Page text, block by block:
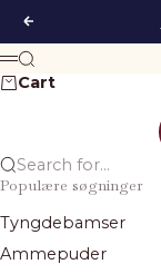
Previous
Menu
Search
Cart
Search for...
Populære søgninger
Tyngdebamser
Ammepuder